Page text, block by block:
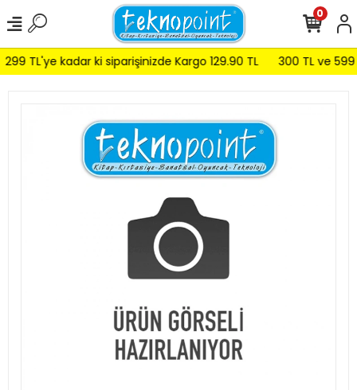
TL'ye kadar ki siparişinizde Kargo 129.90 TL 300 TL ve 599
0